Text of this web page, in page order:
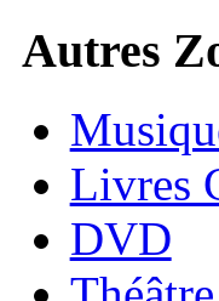
Autres
Livres
DVD